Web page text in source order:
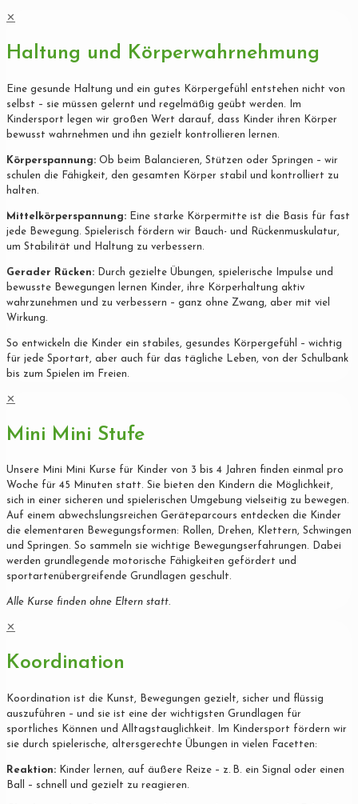
✕
Haltung und Körperwahrnehmung
Eine gesunde Haltung und ein gutes Körpergefühl entstehen nicht von
selbst – sie müssen gelernt und regelmäßig geübt werden. Im
Kindersport legen wir großen Wert darauf, dass Kinder ihren Körper
bewusst wahrnehmen und ihn gezielt kontrollieren lernen.
Körperspannung: Ob beim Balancieren, Stützen oder Springen – wir
schulen die Fähigkeit, den gesamten Körper stabil und kontrolliert zu
halten.
Mittelkörperspannung: Eine starke Körpermitte ist die Basis für fast
jede Bewegung. Spielerisch fördern wir Bauch- und Rückenmuskulatur,
um Stabilität und Haltung zu verbessern.
Gerader Rücken: Durch gezielte Übungen, spielerische Impulse und
bewusste Bewegungen lernen Kinder, ihre Körperhaltung aktiv
wahrzunehmen und zu verbessern – ganz ohne Zwang, aber mit viel
Wirkung.
So entwickeln die Kinder ein stabiles, gesundes Körpergefühl – wichtig
für jede Sportart, aber auch für das tägliche Leben, von der Schulbank
bis zum Spielen im Freien.
✕
Mini Mini Stufe
Unsere Mini Mini Kurse für Kinder von 3 bis 4 Jahren finden einmal pro
Woche für 45 Minuten statt. Sie bieten den Kindern die Möglichkeit,
sich in einer sicheren und spielerischen Umgebung vielseitig zu bewegen.
Auf einem abwechslungsreichen Geräteparcours entdecken die Kinder
die elementaren Bewegungsformen: Rollen, Drehen, Klettern, Schwingen
und Springen. So sammeln sie wichtige Bewegungserfahrungen. Dabei
werden grundlegende motorische Fähigkeiten gefördert und
sportartenübergreifende Grundlagen geschult.
Alle Kurse finden ohne Eltern statt.
✕
Koordination
Koordination ist die Kunst, Bewegungen gezielt, sicher und flüssig
auszuführen – und sie ist eine der wichtigsten Grundlagen für
sportliches Können und Alltagstauglichkeit. Im Kindersport fördern wir
sie durch spielerische, altersgerechte Übungen in vielen Facetten:
Reaktion: Kinder lernen, auf äußere Reize – z. B. ein Signal oder einen
Ball – schnell und gezielt zu reagieren.